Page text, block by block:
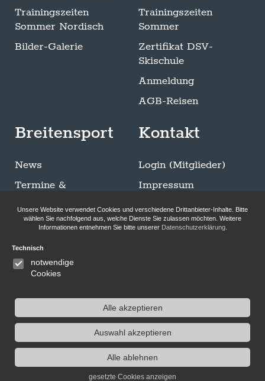
Trainingszeiten
Sommer Nordisch
Bilder-Galerie
Trainingszeiten
Sommer
Zertifikat DSV-
Skischule
Anmeldung
AGB-Reisen
Breitensport
News
Termine &
Trainingszeiten
Sommer Breitensport
Bilder-Galerie
Klettersteigen
Kontakt
Login (Mitglieder)
Impressum
Datenschutzerklärung
Folge uns auf Instagram
Unsere Website verwendet Cookies und verschiedene Drittanbieter-Inhalte. Bitte
wählen Sie nachfolgend aus, welche Dienste Sie zulassen möchten. Weitere
Informationen entnehmen Sie bitte unserer Datenschutzerklärung.
Technisch
notwendige
Cookies
Alle akzeptieren
Auswahl akzeptieren
Alle ablehnen
gesetzte Cookies anzeigen